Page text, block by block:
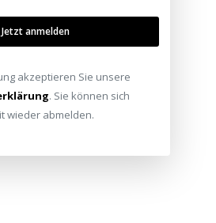
Jetzt anmelden
akzeptieren Sie unsere
. Sie können sich
wieder abmelden.